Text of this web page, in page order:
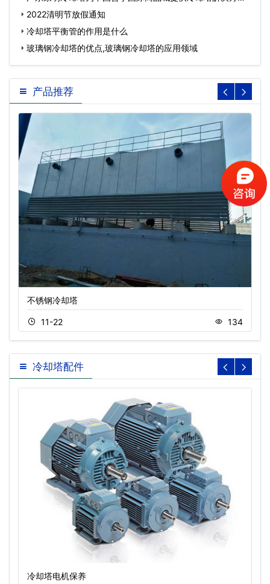
案…2022清明节放假通知
冷却塔平衡管的作用是什么
玻璃钢冷却塔的优点,玻璃钢冷却塔的应用领域
产品推荐
不锈钢冷却塔
11-22 134
冷却塔配件
冷却塔电机保养